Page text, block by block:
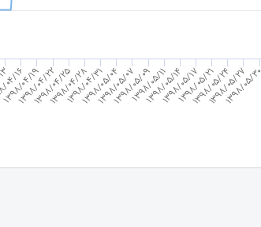
16
1398/04/19
1398/04/22
1398/04/25
1398/04/28
1398/04/31
1398/05/04
1398/05/07
1398/05/09
1398/05/11
1398/05/14
1398/05/17
1398/05/21
1398/05/24
1398/05/27
1398/05/30